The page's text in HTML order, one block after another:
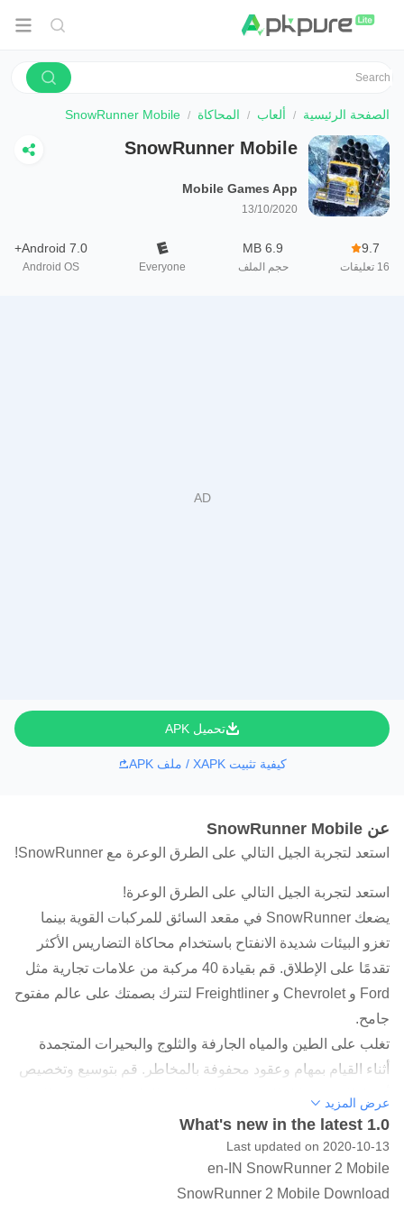
الصفحة الرئيسية ألعاب المحاكاة SnowRunner Mobile
SnowRunner Mobile
Mobile Games App
13/10/2020
9.7
16 تعليقات
6.9 MB
حجم الملف Everyone
Android 7.0+
Android OS
تحميل APK
كيفية تثبيت XAPK / ملف APK
عن SnowRunner Mobile
استعد لتجربة الجيل التالي على الطرق الوعرة مع SnowRunner!
استعد لتجربة الجيل التالي على الطرق الوعرة!
يضعك SnowRunner في مقعد السائق للمركبات القوية بينما
تغزو البيئات شديدة الانفتاح باستخدام محاكاة التضاريس الأكثر
تقدمًا على الإطلاق. قم بقيادة 40 مركبة من علامات تجارية مثل
Ford و Chevrolet و Freightliner لتترك بصمتك على عالم مفتوح
جامح.
تغلب على الطين والمياه الجارفة والثلوج والبحيرات المتجمدة
أثناء القيام بمهام وعقود محفوفة بالمخاطر. قم بتوسيع وتخصيص
أسطولك من خلال العديد من الترقيات والملحقات بما في ذلك
أنبوب التنفس تحت الماء العادم للمياه الثقيلة أو الإطارات
المتسلسلة لمحاربة الثلج.
وقم بتوسيع تجربة SnowRunner الخاصة بك من خلال التعديلات
عرض المزيد
What's new in the latest 1.0
Last updated on 2020-10-13
en-IN SnowRunner 2 Mobile
SnowRunner 2 Mobile Download